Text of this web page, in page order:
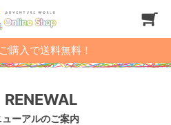
購入で送料無料！
ーアルのご案内